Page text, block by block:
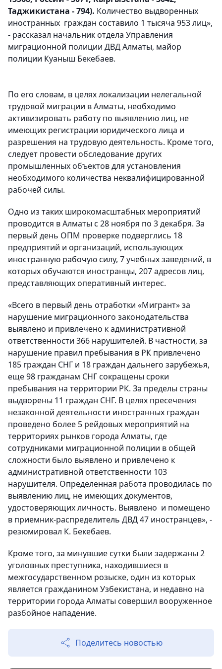
Таджикистана - 794). Количество выдворенных
иностранных граждан составило 1 тысяча 953 лиц»,
- рассказал начальник отдела Управления
миграционной полиции ДВД Алматы, майор
полиции Куаныш Бекебаев.
По его словам, в целях локализации нелегальной
трудовой миграции в Алматы, необходимо
активизировать работу по выявлению лиц, не
имеющих регистрации юридического лица и
разрешения на трудовую деятельность. Кроме того,
следует провести обследование других
промышленных объектов для установления
необходимого количества неквалифицированной
рабочей силы.
Одно из таких широкомасштабных мероприятий
проводится в Алматы с 28 ноября по 3 декабря. За
первый день ОПМ проверке подверглись 18
предприятий и организаций, использующих
иностранную рабочую силу, 7 учебных заведений, в
которых обучаются иностранцы, 207 адресов лиц,
представляющих оперативный интерес.
«Всего в первый день отработки «Мигрант» за
нарушение миграционного законодательства
выявлено и привлечено к административной
ответственности 366 нарушителей. В частности, за
нарушение правил пребывания в РК привлечено
185 граждан СНГ и 18 граждан дальнего зарубежья,
еще 98 гражданам СНГ сокращены сроки
пребывания на территории РК. За пределы страны
выдворены 11 граждан СНГ. В целях пресечения
незаконной деятельности иностранных граждан
проведено более 5 рейдовых мероприятий на
территориях рынков города Алматы, где
сотрудниками миграционной полиции в общей
сложности было выявлено и привлечено к
административной ответственности 103
нарушителя. Определенная работа проводилась по
выявлению лиц, не имеющих документов,
удостоверяющих личность. Выявлено и помещено
в приемник-распределитель ДВД 47 иностранцев», -
резюмировал К. Бекебаев.
Кроме того, за минувшие сутки были задержаны 2
уголовных преступника, находившиеся в
межгосударственном розыске, один из которых
является гражданином Узбекистана, и недавно на
территории города Алматы совершил вооруженное
разбойное нападение.
Поделитесь новостью